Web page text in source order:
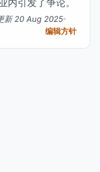
内引发了争论。
新 20 Aug 2025
编辑方针